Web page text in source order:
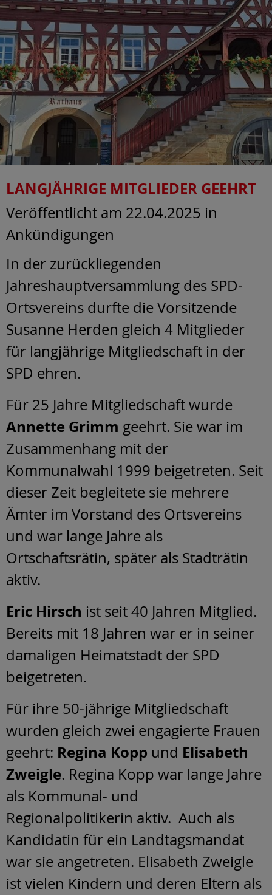
LANGJÄHRIGE MITGLIEDER GEEHRT
Veröffentlicht am 22.04.2025 in
Ankündigungen
In der zurückliegenden
Jahreshauptversammlung des SPD-
Ortsvereins durfte die Vorsitzende
Susanne Herden gleich 4 Mitglieder
für langjährige Mitgliedschaft in der
SPD ehren.
Für 25 Jahre Mitgliedschaft wurde
Annette Grimm geehrt. Sie war im
Zusammenhang mit der
Kommunalwahl 1999 beigetreten. Seit
dieser Zeit begleitete sie mehrere
Ämter im Vorstand des Ortsvereins
und war lange Jahre als
Ortschaftsrätin, später als Stadträtin
aktiv.
Eric Hirsch ist seit 40 Jahren Mitglied.
Bereits mit 18 Jahren war er in seiner
damaligen Heimatstadt der SPD
beigetreten.
Für ihre 50-jährige Mitgliedschaft
wurden gleich zwei engagierte Frauen
geehrt: Regina Kopp und Elisabeth
Zweigle. Regina Kopp war lange Jahre
als Kommunal- und
Regionalpolitikerin aktiv. Auch als
Kandidatin für ein Landtagsmandat
war sie angetreten. Elisabeth Zweigle
ist vielen Kindern und deren Eltern als